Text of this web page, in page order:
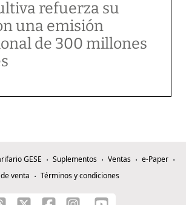
refuerza su
una emisión
de 300 millones
GESE Suplementos Ventas
e-Paper
venta
Términos y condiciones